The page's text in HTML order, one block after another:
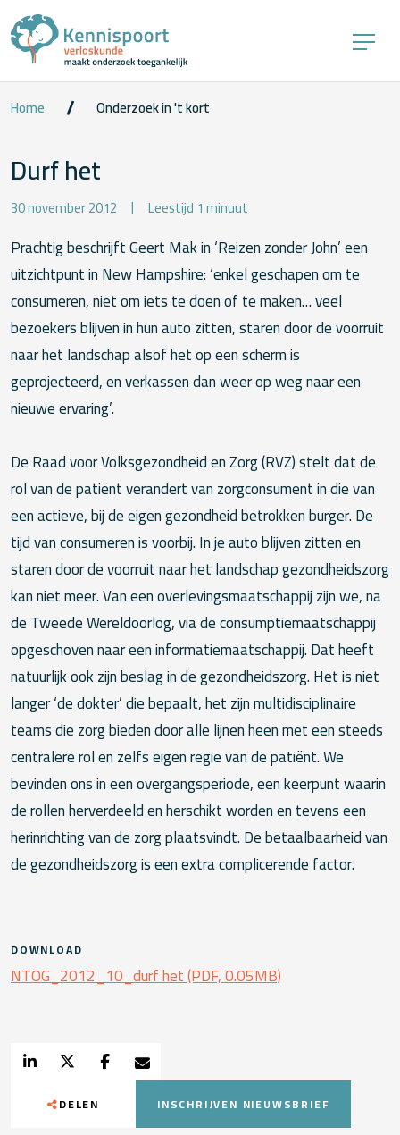
Home Onderzoek in 't kort
Durf het
30 november 2012 Leestijd 1 minuut
Prachtig beschrijft Geert Mak in ‘Reizen zonder John’ een
uitzichtpunt in New Hampshire: ‘enkel geschapen om te
consumeren, niet om iets te doen of te maken… veel
bezoekers blijven in hun auto zitten, staren door de voorruit
naar het landschap alsof het op een scherm is
geprojecteerd, en verkassen dan weer op weg naar een
nieuwe ervaring’.
De Raad voor Volksgezondheid en Zorg (RVZ) stelt dat de
rol van de patiënt verandert van zorgconsument in die van
een actieve, bij de eigen gezondheid betrokken burger. De
tijd van consumeren is voorbij. In je auto blijven zitten en
staren door de voorruit naar het landschap gezondheidszorg
kan niet meer. Van een overlevingsmaatschappij zijn we, na
de Tweede Wereldoorlog, via de consumptiemaatschappij
opgeschoven naar een informatiemaatschappij. Dat heeft
natuurlijk ook zijn beslag in de gezondheidszorg. Het is niet
langer ‘de dokter’ die bepaalt, het zijn multidisciplinaire
teams die zorg bieden door alle lijnen heen met een steeds
centralere rol en zelfs eigen regie van de patiënt. We
bevinden ons in een overgangsperiode, een keerpunt waarin
de rollen herverdeeld en herschikt worden en tevens een
herinrichting van de zorg plaatsvindt. De betaalbaarheid van
de gezondheidszorg is een extra complicerende factor.
DOWNLOAD
NTOG_2012_10_durf het (PDF, 0.05MB)
DELEN INSCHRIJVEN NIEUWSBRIEF